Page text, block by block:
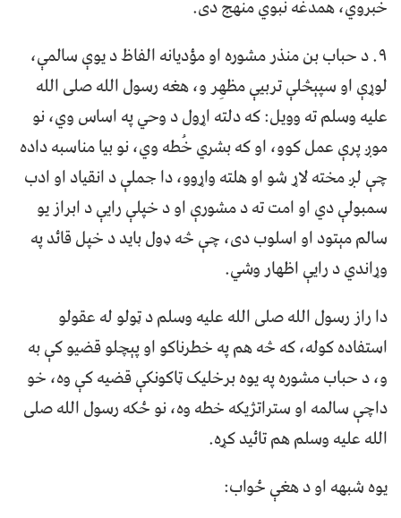
خبروي، همدغه نبوي منهج دی.
۹. د حباب بن منذر مشوره او مؤدیانه الفاظ د یوې سالمې،
لوړې او سپېڅلې تربیې مظهِر و، هغه رسول الله صلی الله
علیه وسلم ته وویل: که دلته اړول د وحي په اساس وي، نو
موږ پرې عمل کوو، او که بشري خُطه وي، نو بیا مناسبه داده
چې لږ مخته لاړ شو او هلته واړوو، دا جملې د انقیاد او ادب
سمبولې دي او امت ته د مشورې او د خپلې رایې د ابراز یو
سالم مېتود او اسلوب دی، چې څه ډول باید د خپل قائد په
وړاندي د رایې اظهار وشي.
دا راز رسول الله صلی الله علیه وسلم د ټولو له عقولو
استفاده کوله، که څه هم په خطرناکو او پېچلو قضیو کې به
و، د حباب مشوره په یوه برخلیک ټاکونکې قضیه کې وه، خو
داچې سالمه او ستراتژیکه خطه وه، نو ځکه رسول الله صلی
الله علیه وسلم هم تائید کړه.
یوه شبهه او د هغې ځواب: